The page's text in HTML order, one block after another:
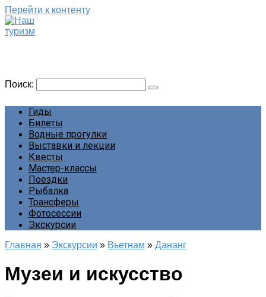
Перейти к контенту
Поиск:
Гиды
Билеты
Водные прогулки
Выставки и лекции
Квесты
Мастер-классы
Поездки
Рыбалка
Трансферы
Фотосессии
Экскурсии
Главная » Экскурсии » Вьетнам » Дананг
Музеи и искусство